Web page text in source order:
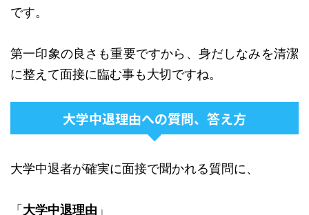
です。
第一印象の良さも重要ですから、身だしなみを清潔
に整えて面接に臨む事も大切ですね。
大学中退理由への質問、答え方
大学中退者が確実に面接で聞かれる質問に、
「 大学中退理由 」